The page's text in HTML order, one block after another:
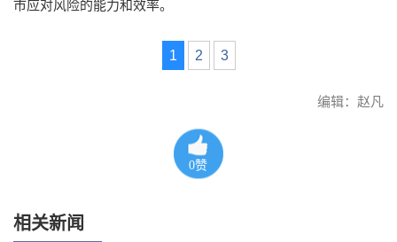
市应对风险的能力和效率。
1 2 3
编辑：赵凡
0赞
相关新闻